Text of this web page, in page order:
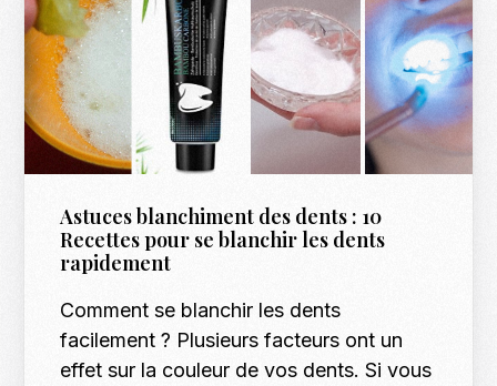
Astuces blanchiment des dents : 10
Recettes pour se blanchir les dents
rapidement
Comment se blanchir les dents
facilement ? Plusieurs facteurs ont un
effet sur la couleur de vos dents. Si vous